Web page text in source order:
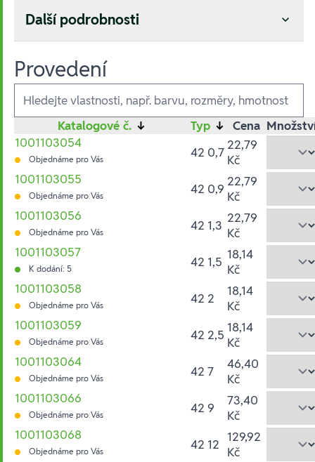
Další podrobnosti
Provedení
Ausführungen
Katalogové č. ↓ Typ ↓ Cena
1001103054
Objednáme pro Vás 42 0,7 22,79
Kč
1001103055
Objednáme pro Vás 42 0,9 22,79
Kč
1001103056
Objednáme pro Vás 42 1,3 22,79
Kč
1001103057
K dodání: 5 42 1,5 18,14
Kč
1001103058
Objednáme pro Vás 42 2
18,14
Kč
1001103059
Objednáme pro Vás 42 2,5 18,14
Kč
1001103064
Objednáme pro Vás 42 7
46,40
Kč
1001103066
Objednáme pro Vás 42 9
73,40
Kč
1001103068
Objednáme pro Vás 42 12 129,92
Kč